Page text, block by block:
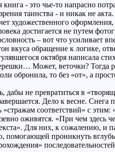
- это чье-то напрасно
таинства - и никак не
художественного
достигается не путем
– вот что усиливает
вкуса обращение к логике,
октября написала
Может, веточки? Тогда
обронила, то без «от», а
не превратиться в
Дело к весне.
соответствий» с этим:
оживятся. «При чем здесь
Для них, к сожалению, и
проникнуть вглубь